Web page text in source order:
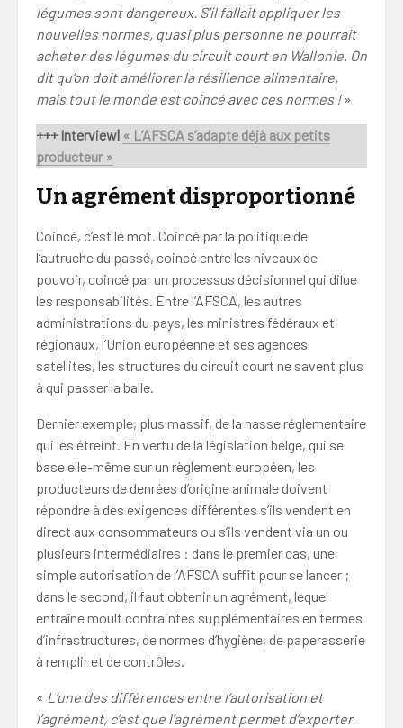
légumes sont dangereux. S’il fallait appliquer les
nouvelles normes, quasi plus personne ne pourrait
acheter des légumes du circuit court en Wallonie. On
dit qu’on doit améliorer la résilience alimentaire,
mais tout le monde est coincé avec ces normes ! »
+++ Interview| « L’AFSCA s’adapte déjà aux petits
producteur »
Un agrément disproportionné
Coincé, c’est le mot. Coincé par la politique de
l’autruche du passé, coincé entre les niveaux de
pouvoir, coincé par un processus décisionnel qui dilue
les responsabilités. Entre l’AFSCA, les autres
administrations du pays, les ministres fédéraux et
régionaux, l’Union européenne et ses agences
satellites, les structures du circuit court ne savent plus
à qui passer la balle.
Dernier exemple, plus massif, de la nasse réglementaire
qui les étreint. En vertu de la législation belge, qui se
base elle-même sur un règlement européen, les
producteurs de denrées d’origine animale doivent
répondre à des exigences différentes s’ils vendent en
direct aux consommateurs ou s’ils vendent via un ou
plusieurs intermédiaires : dans le premier cas, une
simple autorisation de l’AFSCA suffit pour se lancer ;
dans le second, il faut obtenir un agrément, lequel
entraîne moult contraintes supplémentaires en termes
d’infrastructures, de normes d’hygiène, de paperasserie
à remplir et de contrôles.
« L’une des différences entre l’autorisation et
l’agrément, c’est que l’agrément permet d’exporter.